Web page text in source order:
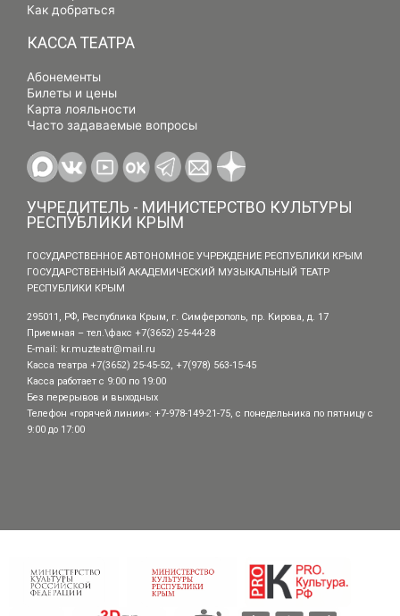
Как добраться
КАССА ТЕАТРА
Абонементы
Билеты и цены
Карта лояльности
Часто задаваемые вопросы
УЧРЕДИТЕЛЬ - МИНИСТЕРСТВО КУЛЬТУРЫ
РЕСПУБЛИКИ КРЫМ
ГОСУДАРСТВЕННОЕ АВТОНОМНОЕ УЧРЕЖДЕНИЕ РЕСПУБЛИКИ КРЫМ
ГОСУДАРСТВЕННЫЙ АКАДЕМИЧЕСКИЙ МУЗЫКАЛЬНЫЙ ТЕАТР
РЕСПУБЛИКИ КРЫМ
295011, РФ, Республика Крым, г. Симферополь, пр. Кирова, д. 17
Приемная – тел.\факс +7(3652) 25-44-28
E-mail: kr.muzteatr@mail.ru
Касса театра +7(3652) 25-45-52, +7(978) 563-15-45
Касса работает с 9:00 по 19:00
Без перерывов и выходных
Телефон «горячей линии»: +7-978-149-21-75, с понедельника по пятницу с
9:00 до 17:00